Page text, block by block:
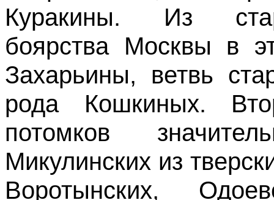
Куракины. Из
боярства Москвы в
Захарьины, ветвь
рода Кошкиных.
потомков
Микулинских из
Воротынских,